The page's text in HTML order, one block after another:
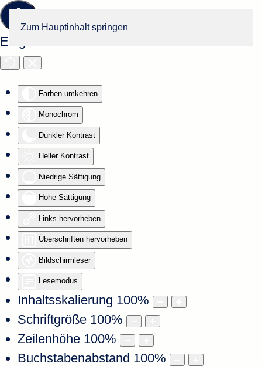
Eingabehilfen öffnen
Farben umkehren
Monochrom
Dunkler Kontrast
Heller Kontrast
Niedrige Sättigung
Hohe Sättigung
Links hervorheben
Überschriften hervorheben
Bildschirmleser
Lesemodus
Inhaltsskalierung 100%
Schriftgröße 100%
Zeilenhöhe 100%
Buchstabenabstand 100%
Zum Hauptinhalt springen